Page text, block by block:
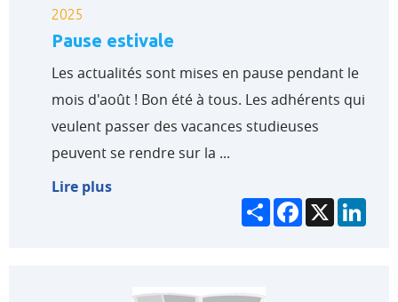
2025
Pause estivale
Les actualités sont mises en pause pendant le
mois d'août ! Bon été à tous. Les adhérents qui
veulent passer des vacances studieuses
peuvent se rendre sur la ...
Lire plus
PartagerFacebook
X